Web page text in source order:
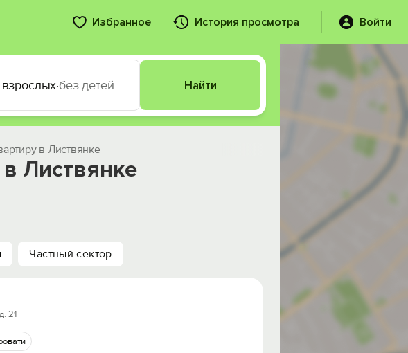
Избранное История просмотра Войти
·без детей Найти
в Листвянке
Листвянке
Частный сектор
21